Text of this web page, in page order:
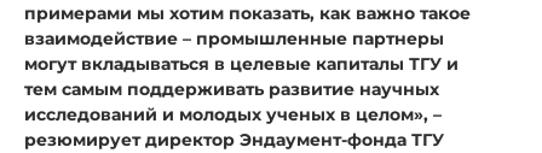
примерами мы хотим показать, как важно такое
взаимодействие – промышленные партнеры
могут вкладываться в целевые капиталы ТГУ и
тем самым поддерживать развитие научных
исследований и молодых ученых в целом», –
резюмирует директор Эндаумент-фонда ТГУ